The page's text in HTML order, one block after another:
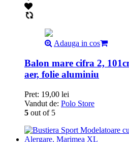
Adauga in cos
Balon mare cifra 2,
aer, folie aluminiu
Pret: 19,00 lei
Vandut de: Polo Store
5 out of 5